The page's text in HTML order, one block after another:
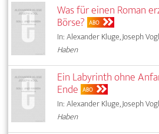
Was für einen Roman
Börse? ABO
In: Alexander Kluge, Joseph
Haben
Ein Labyrinth ohne
Ende ABO
In: Alexander Kluge, Joseph
Haben